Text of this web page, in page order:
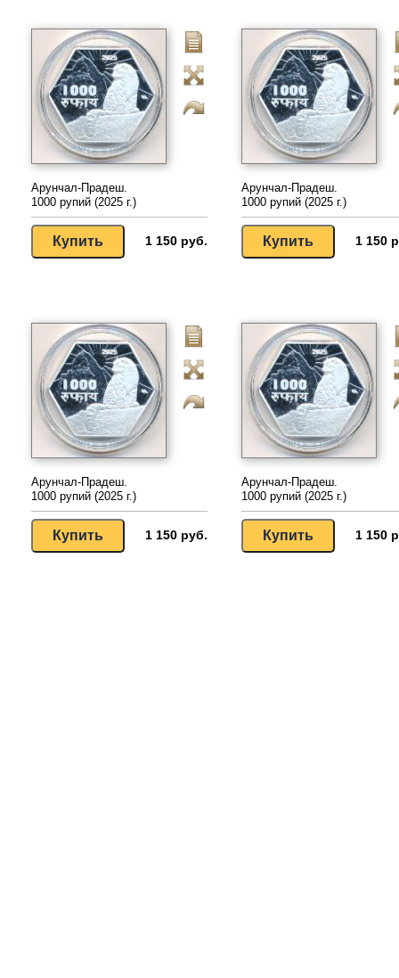
Арунчал-Прадеш.
1000 рупий (2025 г.)
1 150 руб.
Арунчал-Прадеш.
1000 рупий (2025 г.)
1 150
Арунчал-Прадеш.
1000 рупий (2025 г.)
1 150 руб.
Арунчал-Прадеш.
1000 рупий (2025 г.)
1 150